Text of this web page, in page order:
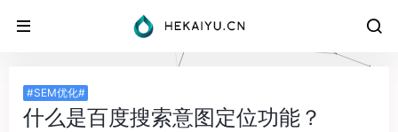
#SEM优化#
什么是百度搜索意图定位功能？